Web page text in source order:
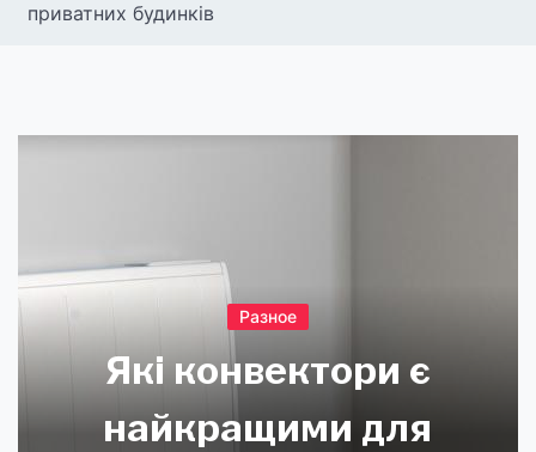
приватних будинків
Разное
Які конвектори є
найкращими для